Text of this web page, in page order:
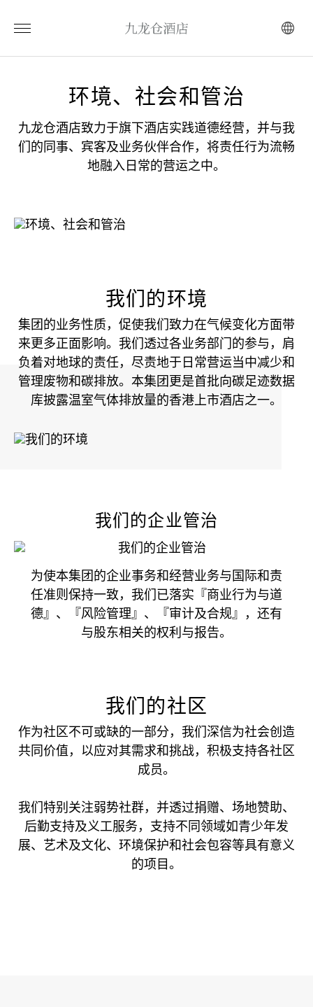
环境、社会和管治
九龙仓酒店致力于旗下酒店实践道德经营，并与我
们的同事、宾客及业务伙伴合作，将责任行为流畅
地融入日常的营运之中。
我们的环境
集团的业务性质，促使我们致力在气候变化方面带
来更多正面影响。我们透过各业务部门的参与，肩
负着对地球的责任，尽责地于日常营运当中减少和
管理废物和碳排放。本集团更是首批向碳足迹数据
库披露温室气体排放量的香港上市酒店之一。
我们的企业管治
为使本集团的企业事务和经营业务与国际和责
任准则保持一致，我们已落实『商业行为与道
德』、『风险管理』、『审计及合规』，还有
与股东相关的权利与报告。
我们的社区
作为社区不可或缺的一部分，我们深信为社会创造
共同价值，以应对其需求和挑战，积极支持各社区
成员。
我们特别关注弱势社群，并透过捐赠、场地赞助、
后勤支持及义工服务，支持不同领域如青少年发
展、艺术及文化、环境保护和社会包容等具有意义
的项目。